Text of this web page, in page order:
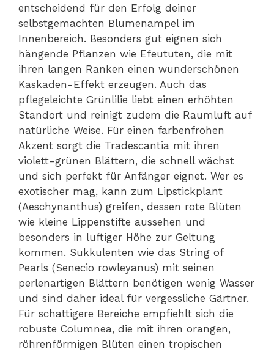
entscheidend für den Erfolg deiner
selbstgemachten Blumenampel im
Innenbereich. Besonders gut eignen sich
hängende Pflanzen wie Efeututen, die mit
ihren langen Ranken einen wunderschönen
Kaskaden-Effekt erzeugen. Auch das
pflegeleichte Grünlilie liebt einen erhöhten
Standort und reinigt zudem die Raumluft auf
natürliche Weise. Für einen farbenfrohen
Akzent sorgt die Tradescantia mit ihren
violett-grünen Blättern, die schnell wächst
und sich perfekt für Anfänger eignet. Wer es
exotischer mag, kann zum Lipstickplant
(Aeschynanthus) greifen, dessen rote Blüten
wie kleine Lippenstifte aussehen und
besonders in luftiger Höhe zur Geltung
kommen. Sukkulenten wie das String of
Pearls (Senecio rowleyanus) mit seinen
perlenartigen Blättern benötigen wenig Wasser
und sind daher ideal für vergessliche Gärtner.
Für schattigere Bereiche empfiehlt sich die
robuste Columnea, die mit ihren orangen,
röhrenförmigen Blüten einen tropischen